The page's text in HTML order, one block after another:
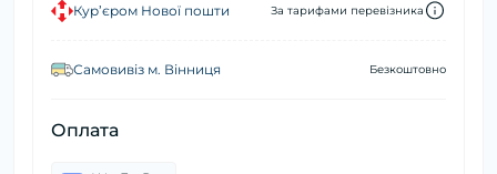
Кур’єром Нової пошти За тарифами перевізника
Самовивіз м. Вінниця Безкоштовно
Оплата